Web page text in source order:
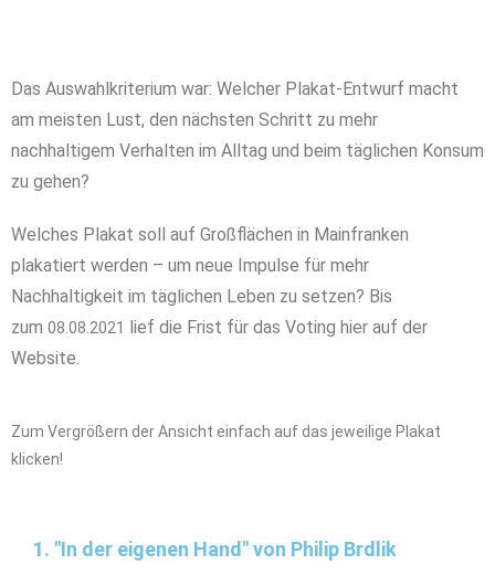
Das Auswahlkriterium war: Welcher Plakat-Entwurf macht
am meisten Lust, den nächsten Schritt zu mehr
nachhaltigem Verhalten im Alltag und beim täglichen Konsum
zu gehen?
Welches Plakat soll auf Großflächen in Mainfranken
plakatiert werden – um neue Impulse für mehr
Nachhaltigkeit im täglichen Leben zu setzen? Bis
zum 08.08.2021 lief die Frist für das Voting hier auf der
Website.
Zum Vergrößern der Ansicht einfach auf das jeweilige Plakat
klicken!
1. "In der eigenen Hand" von Philip Brdlik